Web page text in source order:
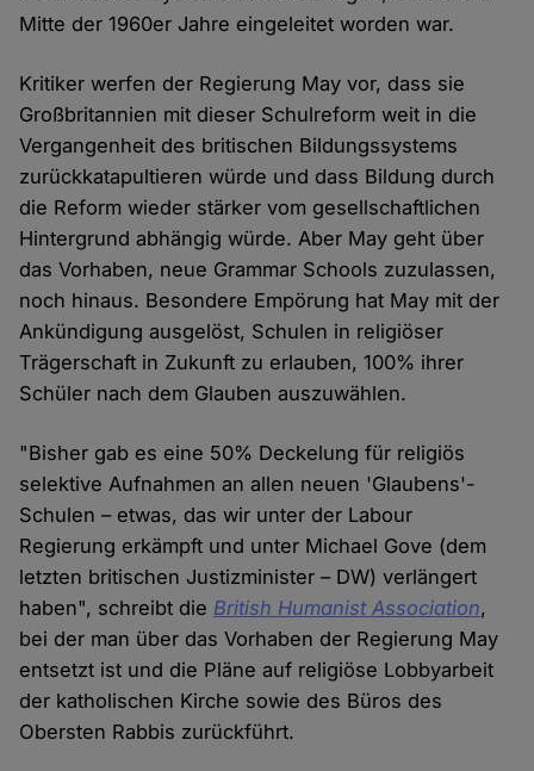
Mitte der 1960er Jahre eingeleitet worden war.
Kritiker werfen der Regierung May vor, dass sie
Großbritannien mit dieser Schulreform weit in die
Vergangenheit des britischen Bildungssystems
zurückkatapultieren würde und dass Bildung durch
die Reform wieder stärker vom gesellschaftlichen
Hintergrund abhängig würde. Aber May geht über
das Vorhaben, neue Grammar Schools zuzulassen,
noch hinaus. Besondere Empörung hat May mit der
Ankündigung ausgelöst, Schulen in religiöser
Trägerschaft in Zukunft zu erlauben, 100% ihrer
Schüler nach dem Glauben auszuwählen.
"Bisher gab es eine 50% Deckelung für religiös
selektive Aufnahmen an allen neuen 'Glaubens'-
Schulen – etwas, das wir unter der Labour
Regierung erkämpft und unter Michael Gove (dem
letzten britischen Justizminister – DW) verlängert
haben", schreibt die British Humanist Association,
bei der man über das Vorhaben der Regierung May
entsetzt ist und die Pläne auf religiöse Lobbyarbeit
der katholischen Kirche sowie des Büros des
Obersten Rabbis zurückführt.